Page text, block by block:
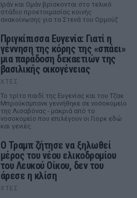
Ιράν και Ομάν βρίσκονται στο τελικό
στάδιο προετοιμασίας κοινής
ανακοίνωσης για τα Στενά του Ορμούζ
Πριγκίπισσα Ευγενία: Γιατί η
γέννηση της κόρης της «σπάει»
μια παράδοση δεκαετιών της
βασιλικής οικογένειας
ΧΤΕΣ
Το τρίτο παιδί της Ευγενίας και του Τζακ
Μπρούκσμπανκ γεννήθηκε σε νοσοκομείο
της Λισαβόνας - μακριά από το
νοσοκομείο που επιλέγουν οι Γιορκ εδώ
και γενιές.
Ο Τραμπ ζήτησε να ξηλωθεί
μέρος του νέου ελικοδρομίου
του Λευκού Οίκου, δεν του
άρεσε η κλίση
ΧΤΕΣ